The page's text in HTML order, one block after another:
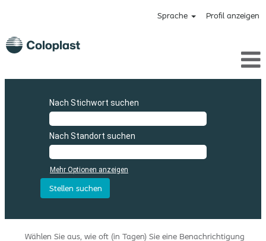
Sprache Profil anzeigen
Nach Stichwort suchen
Nach Standort suchen
Mehr Optionen anzeigen
Wählen Sie aus, wie oft (in Tagen) Sie eine Benachrichtigung